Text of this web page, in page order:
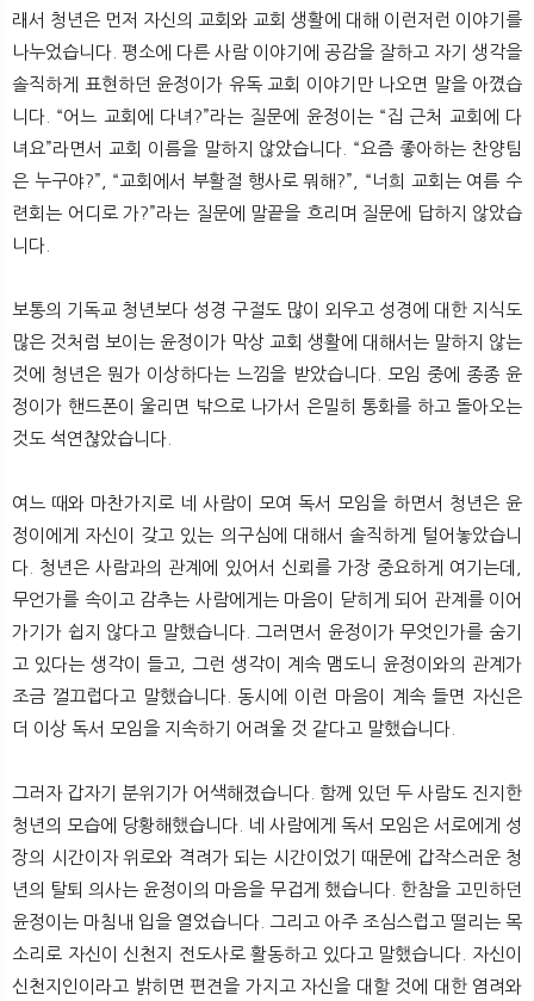
래서 청년은 먼저 자신의 교회와 교회 생활에 대해 이런저런 이야기를
나누었습니다. 평소에 다른 사람 이야기에 공감을 잘하고 자기 생각을
솔직하게 표현하던 윤정이가 유독 교회 이야기만 나오면 말을 아꼈습
니다. “어느 교회에 다녀?”라는 질문에 윤정이는 “집 근처 교회에 다
녀요”라면서 교회 이름을 말하지 않았습니다. “요즘 좋아하는 찬양팀
은 누구야?”, “교회에서 부활절 행사로 뭐해?”, “너희 교회는 여름 수
련회는 어디로 가?”라는 질문에 말끝을 흐리며 질문에 답하지 않았습
니다.
보통의 기독교 청년보다 성경 구절도 많이 외우고 성경에 대한 지식도
많은 것처럼 보이는 윤정이가 막상 교회 생활에 대해서는 말하지 않는
것에 청년은 뭔가 이상하다는 느낌을 받았습니다. 모임 중에 종종 윤
정이가 핸드폰이 울리면 밖으로 나가서 은밀히 통화를 하고 돌아오는
것도 석연찮았습니다.
여느 때와 마찬가지로 네 사람이 모여 독서 모임을 하면서 청년은 윤
정이에게 자신이 갖고 있는 의구심에 대해서 솔직하게 털어놓았습니
다. 청년은 사람과의 관계에 있어서 신뢰를 가장 중요하게 여기는데,
무언가를 속이고 감추는 사람에게는 마음이 닫히게 되어 관계를 이어
가기가 쉽지 않다고 말했습니다. 그러면서 윤정이가 무엇인가를 숨기
고 있다는 생각이 들고, 그런 생각이 계속 맴도니 윤정이와의 관계가
조금 껄끄럽다고 말했습니다. 동시에 이런 마음이 계속 들면 자신은
더 이상 독서 모임을 지속하기 어려울 것 같다고 말했습니다.
그러자 갑자기 분위기가 어색해졌습니다. 함께 있던 두 사람도 진지한
청년의 모습에 당황해했습니다. 네 사람에게 독서 모임은 서로에게 성
장의 시간이자 위로와 격려가 되는 시간이었기 때문에 갑작스러운 청
년의 탈퇴 의사는 윤정이의 마음을 무겁게 했습니다. 한참을 고민하던
윤정이는 마침내 입을 열었습니다. 그리고 아주 조심스럽고 떨리는 목
소리로 자신이 신천지 전도사로 활동하고 있다고 말했습니다. 자신이
신천지인이라고 밝히면 편견을 가지고 자신을 대할 것에 대한 염려와